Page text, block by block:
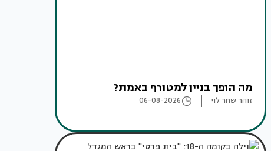
מה הופך בניין למטורף באמת?
זוהר שחר לוי 06-08-2026